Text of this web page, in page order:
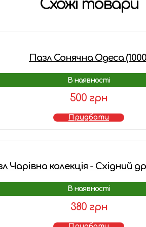
Схожі товари
Пазл Сонячна Одеса
В наявності
500 грн
Придбати
Чарівна колекція - Східний
В наявності
380 грн